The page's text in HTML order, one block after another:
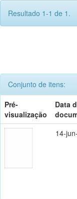
Resultado 1-1 de 1.
Conjunto de itens:
Pré-
visualização
Data
14-